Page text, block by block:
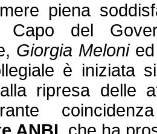
piena
del
Giorgia Melonied
è iniziata
ripresa delle